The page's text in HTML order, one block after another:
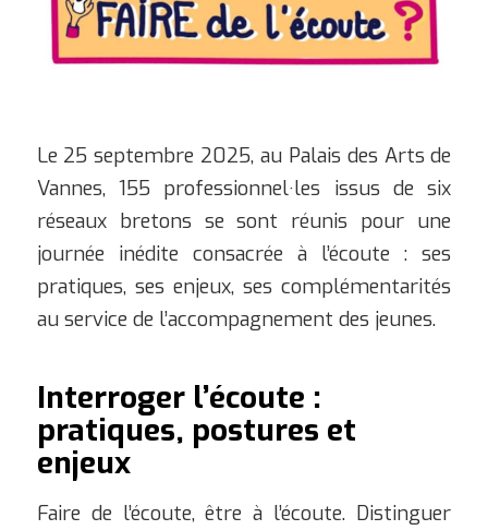
Le 25 septembre 2025, au Palais des Arts de
Vannes, 155 professionnel·les issus de six
réseaux bretons se sont réunis pour une
journée inédite consacrée à l’écoute : ses
pratiques, ses enjeux, ses complémentarités
au service de l’accompagnement des jeunes.
Interroger l’écoute :
pratiques, postures et
enjeux
Faire de l’écoute, être à l’écoute. Distinguer